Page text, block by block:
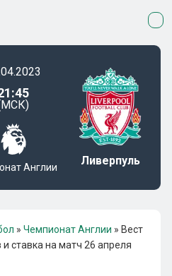
Англии Ливерпуль
» Чемпионат Англии » Вест
ставка на матч 26 апреля